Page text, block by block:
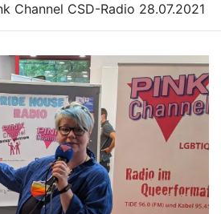
Channel CSD-Radio 28.07.2021